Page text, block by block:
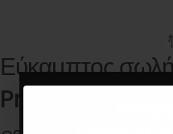
Εύκαμπτος
Proscenic